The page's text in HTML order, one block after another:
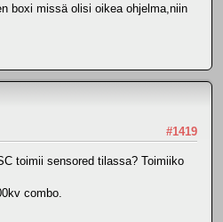
boxi missä olisi oikea ohjelma,niin
#1419
toimii sensored tilassa? Toimiiko
combo.